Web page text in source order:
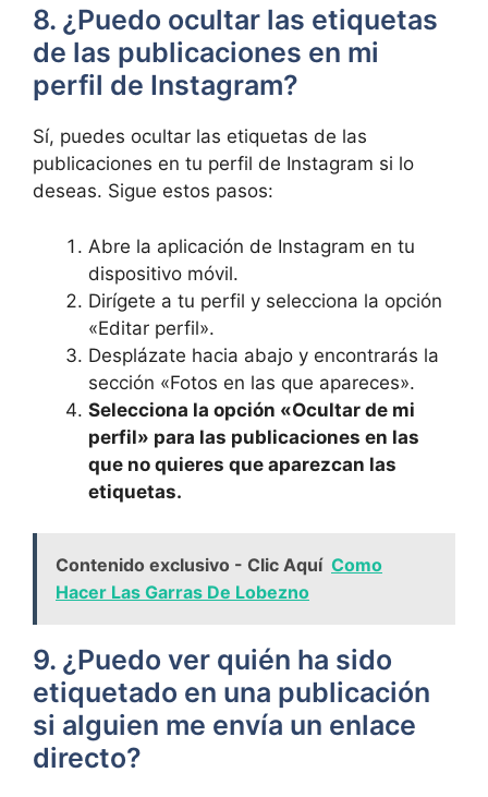
8. ¿Puedo ocultar las etiquetas
de las publicaciones en mi
perfil de Instagram?
Sí, puedes ocultar las etiquetas de las
publicaciones en tu perfil de Instagram si lo
deseas. Sigue estos pasos:
Abre la aplicación⁤ de Instagram en‌ tu
dispositivo móvil.
Dirígete a tu perfil y selecciona la opción
«Editar perfil».
Desplázate hacia abajo y encontrarás la
sección «Fotos en las que apareces».
Selecciona la opción «Ocultar de mi
perfil» para​ las publicaciones ‍en las
que ⁢no quieres que aparezcan ​las‍
etiquetas.
Contenido exclusivo - Clic Aquí Como
Hacer Las Garras De Lobezno
9. ¿Puedo⁣ ver quién ha ‍sido
etiquetado en una ⁢publicación
si‍ alguien me‍ envía un ⁢enlace
directo?